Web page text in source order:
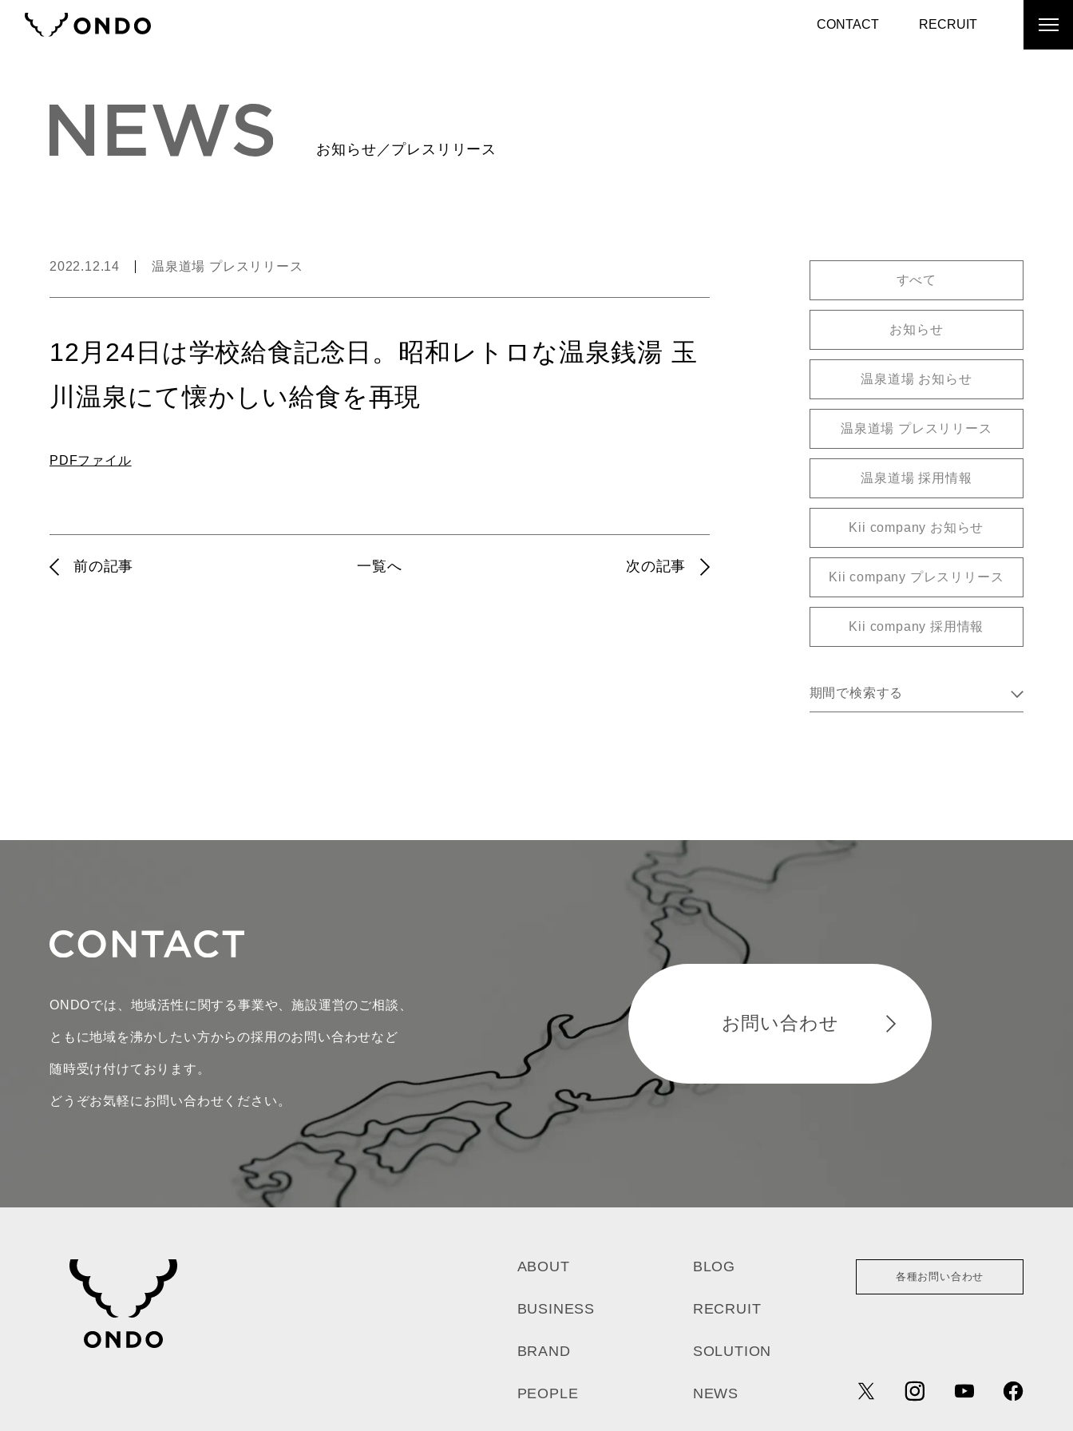
CONTACT RECRUIT
お知らせ／プレスリリース
2022.12.14 温泉道場 プレスリリース
12月24日は学校給食記念日。昭和レトロな温泉銭湯 玉
川温泉にて懐かしい給食を再現
PDFファイル
前の記事 一覧へ 次の記事
すべて
お知らせ
温泉道場 お知らせ
温泉道場 プレスリリース
温泉道場 採用情報
Kii company お知らせ
Kii company プレスリリース
Kii company 採用情報
期間で検索する
ONDOでは、地域活性に関する事業や、施設運営のご相談、
ともに地域を沸かしたい方からの採用のお問い合わせなど
随時受け付けております。
どうぞお気軽にお問い合わせください。
お問い合わせ
ABOUT
BUSINESS
BRAND
PEOPLE
BLOG
RECRUIT
SOLUTION
NEWS
各種お問い合わせ